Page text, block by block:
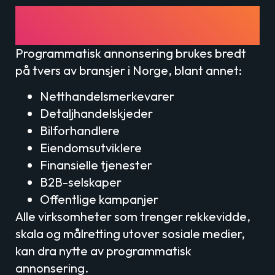
Programmatisk annonsering brukes bredt
på tvers av bransjer i Norge, blant annet:
Netthandelsmerkevarer
Detaljhandelskjeder
Bilforhandlere
Eiendomsutviklere
Finansielle tjenester
B2B-selskaper
Offentlige kampanjer
Alle virksomheter som trenger rekkevidde,
skala og målretting utover sosiale medier,
kan dra nytte av programmatisk
annonsering.